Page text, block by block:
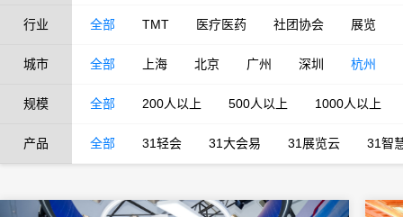
行业 全部 TMT 医疗医药 社团协会 展览
城市 全部 上海 北京 广州 深圳 杭州
规模 全部 200人以上 500人以上 1000人以上
产品 全部 31轻会 31大会易 31展览云 31智